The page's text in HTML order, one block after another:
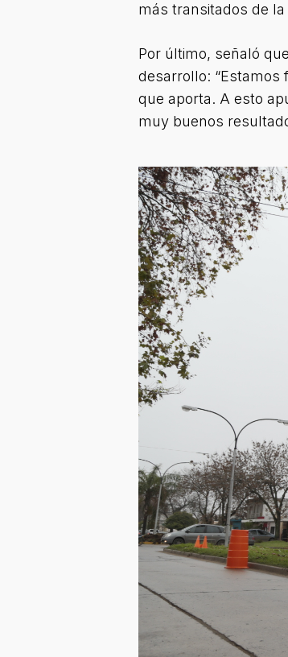
más transitados de la
Por último, señaló
desarrollo: “Estamos
que aporta. A esto
muy buenos